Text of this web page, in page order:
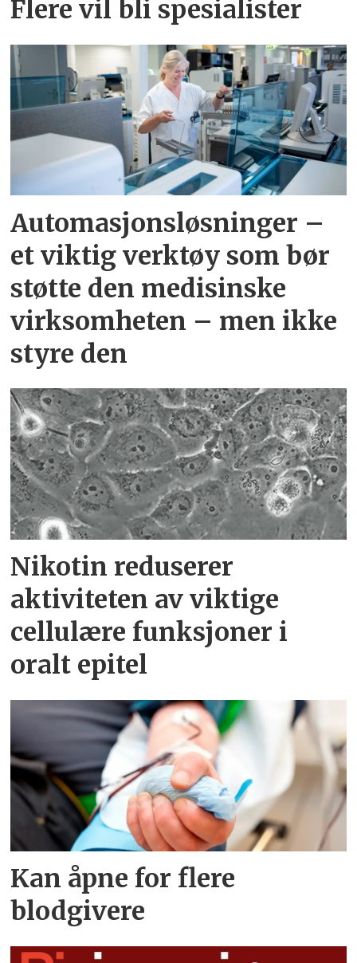
Flere vil bli spesialister
Automasjonsløsninger –
et viktig verktøy som bør
støtte den medisinske
virksomheten – men ikke
styre den
Nikotin reduserer
aktiviteten av viktige
cellulære funksjoner i
oralt epitel
Kan åpne for flere
blodgivere